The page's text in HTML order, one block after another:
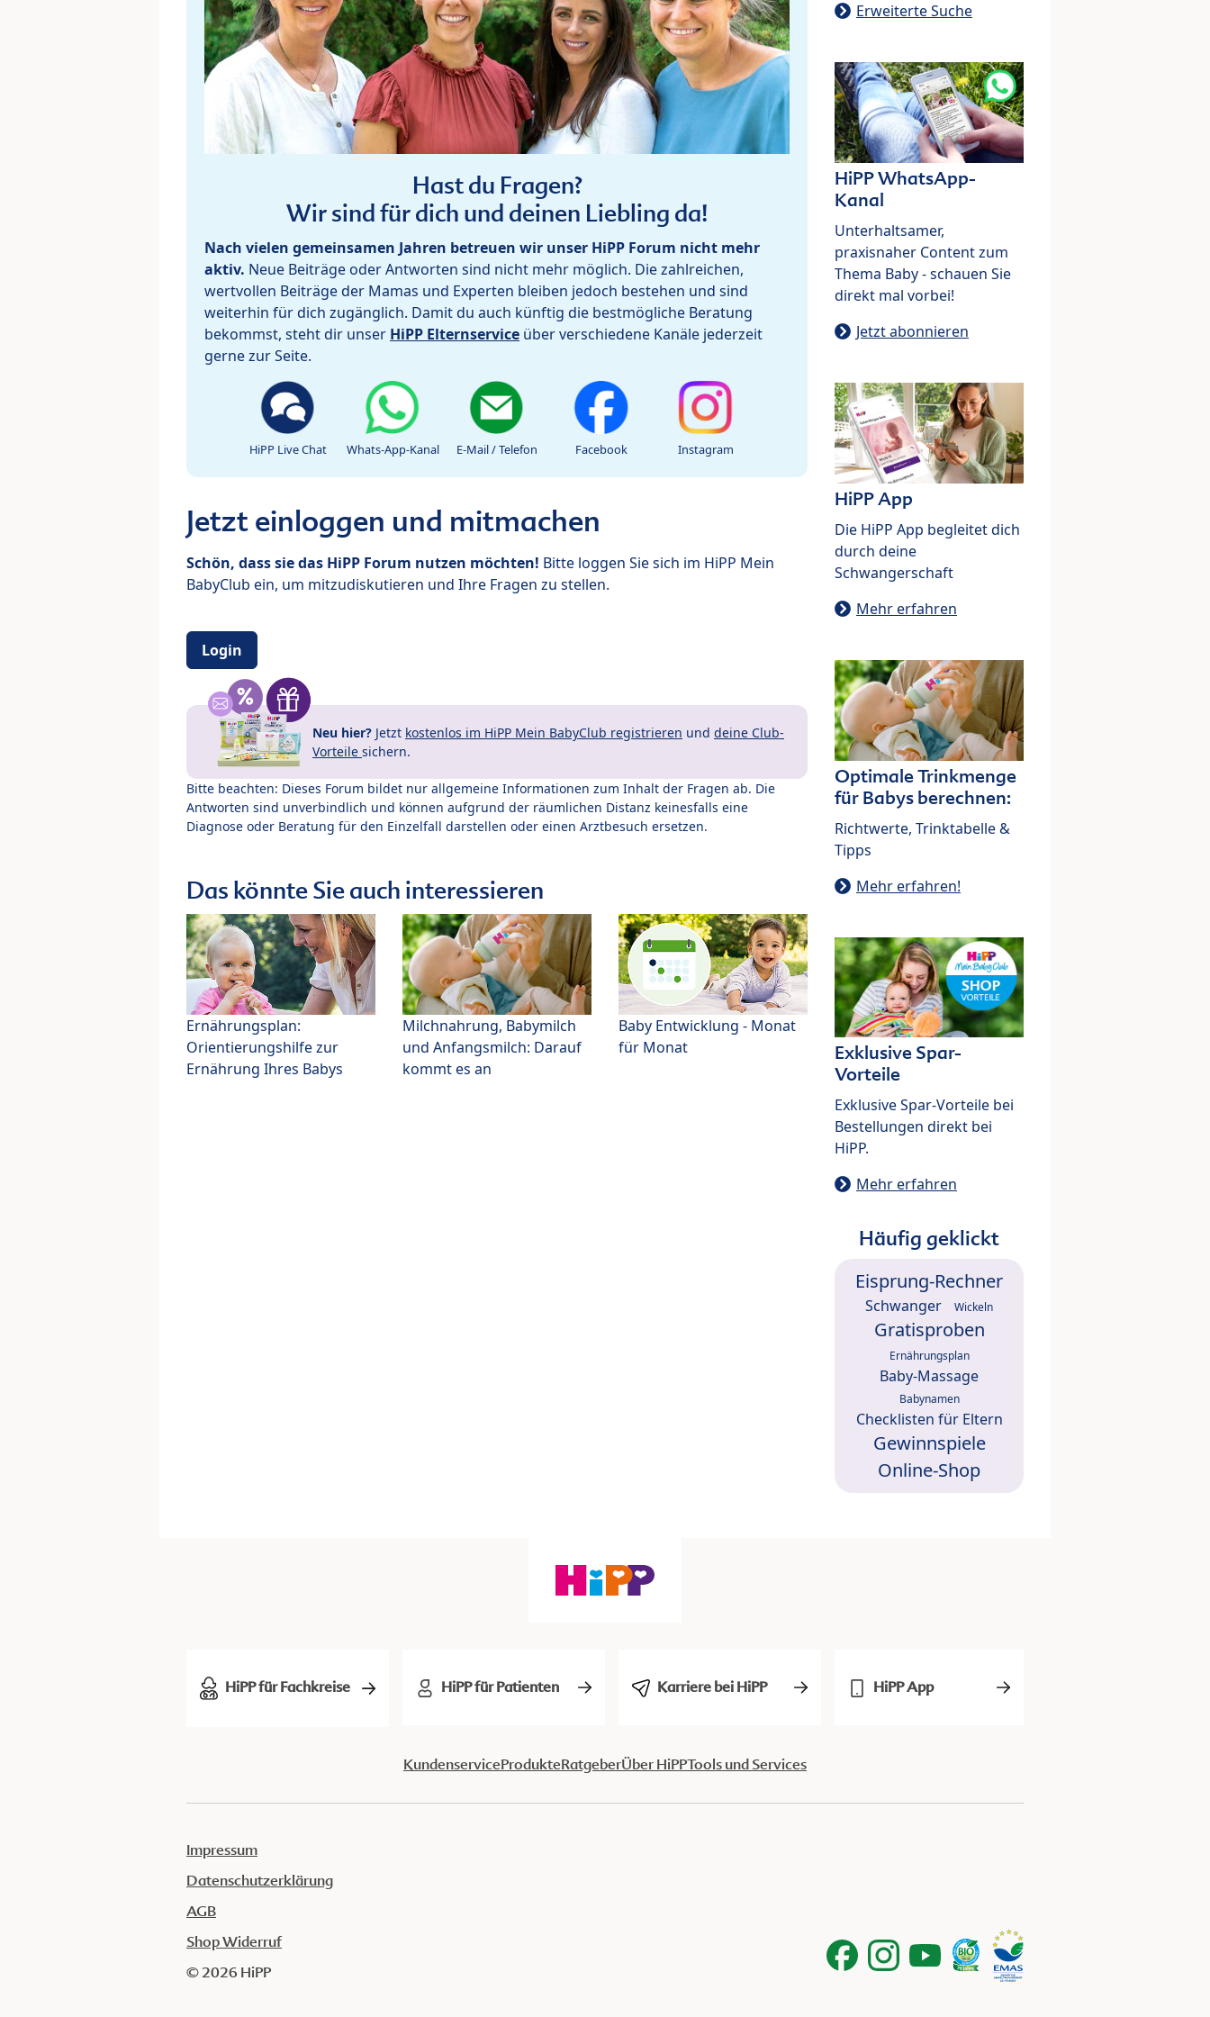
Hast du Fragen?
Wir sind für dich und deinen Liebling da!
Nach vielen gemeinsamen Jahren betreuen wir unser HiPP Forum nicht mehr
aktiv. Neue Beiträge oder Antworten sind nicht mehr möglich. Die zahlreichen,
wertvollen Beiträge der Mamas und Experten bleiben jedoch bestehen und sind
weiterhin für dich zugänglich. Damit du auch künftig die bestmögliche Beratung
bekommst, steht dir unser HiPP Elternservice über verschiedene Kanäle jederzeit
gerne zur Seite.
HiPP Live Chat Whats-App-Kanal E-Mail / Telefon Facebook Instagram
Jetzt einloggen und mitmachen
Schön, dass sie das HiPP Forum nutzen möchten! Bitte loggen Sie sich im HiPP Mein
BabyClub ein, um mitzudiskutieren und Ihre Fragen zu stellen.
Login
Neu hier? Jetzt kostenlos im HiPP Mein BabyClub registrieren und deine Club-
Vorteile sichern.
Bitte beachten: Dieses Forum bildet nur allgemeine Informationen zum Inhalt der Fragen ab. Die
Antworten sind unverbindlich und können aufgrund der räumlichen Distanz keinesfalls eine
Diagnose oder Beratung für den Einzelfall darstellen oder einen Arztbesuch ersetzen.
Das könnte Sie auch interessieren
Ernährungsplan:
Orientierungshilfe zur
Ernährung Ihres Babys
Milchnahrung, Babymilch
und Anfangsmilch: Darauf
kommt es an
Baby Entwicklung - Monat
für Monat
Erweiterte Suche
HiPP WhatsApp-
Kanal
Unterhaltsamer,
praxisnaher Content zum
Thema Baby - schauen Sie
direkt mal vorbei!
Jetzt abonnieren
HiPP App
Die HiPP App begleitet dich
durch deine
Schwangerschaft
Mehr erfahren
Optimale Trinkmenge
für Babys berechnen:
Richtwerte, Trinktabelle &
Tipps
Mehr erfahren!
Exklusive Spar-
Vorteile
Exklusive Spar-Vorteile bei
Bestellungen direkt bei
HiPP.
Mehr erfahren
Häufig geklickt
Eisprung-Rechner
Schwanger Wickeln
Gratisproben
Ernährungsplan
Baby-Massage
Babynamen
Checklisten für Eltern
Gewinnspiele
Online-Shop
HiPP für Fachkreise HiPP für Patienten Karriere bei HiPP HiPP App
KundenserviceProdukteRatgeberÜber HiPPTools und Services
Impressum
Datenschutzerklärung
AGB
Shop Widerruf
© 2026 HiPP